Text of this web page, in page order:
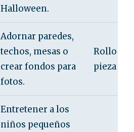
Halloween.
Adornar paredes,
techos, mesas o
crear fondos para
fotos.
Rollo
pieza
Entretener a los
niños pequeños